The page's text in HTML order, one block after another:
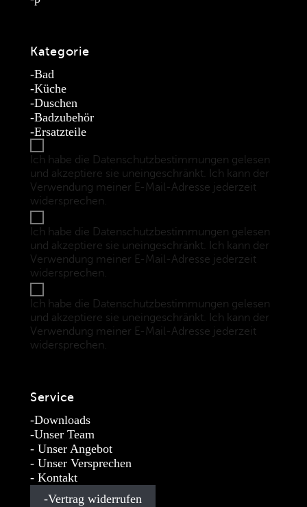
Kategorie
Bad
Küche
Duschen
Badzubehör
Ersatzteile
Ich habe die Datenschutzbestimmungen gelesen
und akzeptiere sie uneingeschränkt. Ich kann der
Verwendung meiner E-Mail-Adresse jederzeit
widersprechen.
Ich habe die Datenschutzbestimmungen gelesen
und akzeptiere sie uneingeschränkt. Ich kann der
Verwendung meiner E-Mail-Adresse jederzeit
widersprechen.
Ich habe die Datenschutzbestimmungen gelesen
und akzeptiere sie uneingeschränkt. Ich kann der
Verwendung meiner E-Mail-Adresse jederzeit
widersprechen.
Service
Downloads
Unser Team
Unser Angebot
Unser Versprechen
Kontakt
Vertrag widerrufen